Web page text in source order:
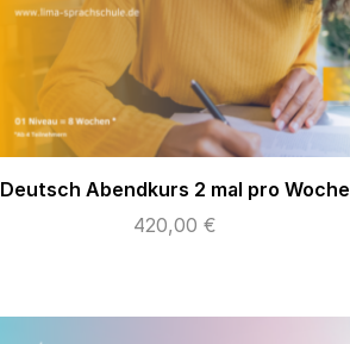
Deutsch Abendkurs 2 mal pro Woche
420,00 €